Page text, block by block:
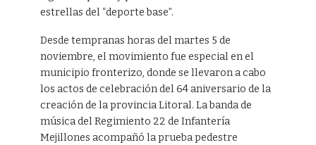
estrellas del “deporte base”.
Desde tempranas horas del martes 5 de
noviembre, el movimiento fue especial en el
municipio fronterizo, donde se llevaron a cabo
los actos de celebración del 64 aniversario de la
creación de la provincia Litoral. La banda de
música del Regimiento 22 de Infantería
Mejillones acompañó la prueba pedestre